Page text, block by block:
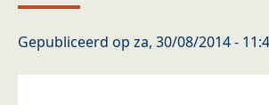
Gepubliceerd op za, 30/08/2014 -